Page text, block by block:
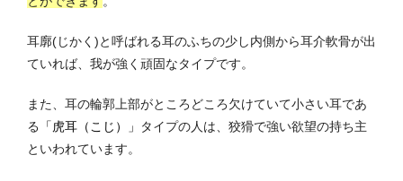
耳廓(じかく)と呼ばれる耳のふちの少し内側から耳介軟骨が出
ていれば、我が強く頑固なタイプです。
また、耳の輪郭上部がところどころ欠けていて小さい耳であ
る
「虎耳（こじ）」
タイプの人は、狡猾で強い欲望の持ち主
といわれています。